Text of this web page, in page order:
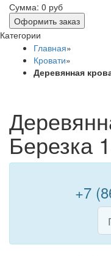
Сумма: 0 руб
Оформить заказ
Категории
Главная»
Кровати»
Деревянная
Березка
+7